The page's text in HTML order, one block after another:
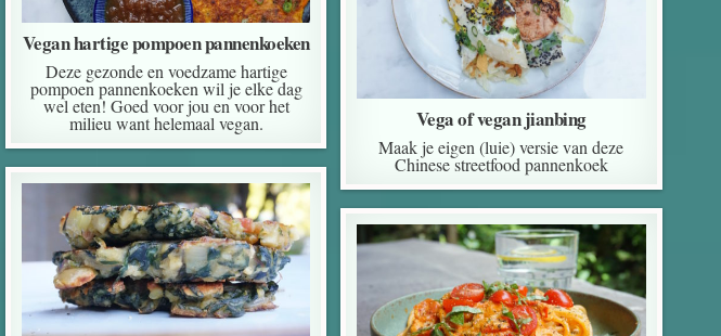
Vegan hartige pompoen pannenkoeken
Deze gezonde en voedzame hartige
pompoen pannenkoeken wil je elke dag
wel eten! Goed voor jou en voor het
milieu want helemaal vegan. Vega of vegan jianbing
Maak je eigen (luie) versie van deze
Chinese streetfood pannenkoek